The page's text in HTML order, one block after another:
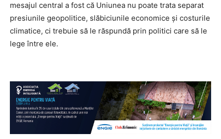
mesajul central a fost că Uniunea nu poate trata separat
presiunile geopolitice, slăbiciunile economice și costurile
climatice, ci trebuie să le răspundă prin politici care să le
lege între ele.